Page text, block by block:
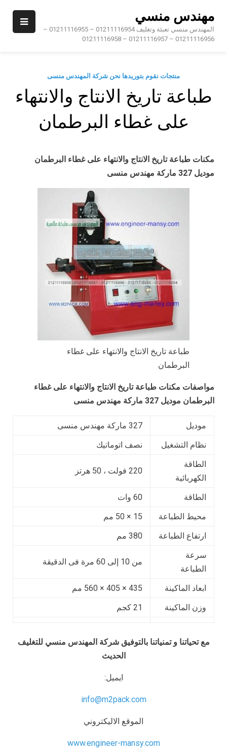
content
مهندس منسي
المهندس منسي تعبئة وتغليف 01211116954 – 01211116955 –
01211116956 – 01211116957 – 01211116958
منتجات نقوم بتوريدها نحن شركة المهندس منسى
طباعة تاريخ الانتاج والانتهاء
على غطاء البرطمان
مكنات طباعة تاريخ الانتاج والانتهاء على غطاء البرطمان
موديل 327 ماركة مهندس منسى
طباعة تاريخ الانتاج والانتهاء على غطاء
البرطمان
مواصفات مكنات طباعة تاريخ الانتاج والانتهاء على غطاء
البرطمان موديل 327 ماركة مهندس منسى
موديل
327 ماركة مهندس منسى
نظام التشغيل
نصف اتوماتيك
الطاقة
الكهربائية
220 فولت ، 50 هرتز
الطاقة
60 وات
محيط الطباعة
15 × 50 مم
ارتفاع الطباعة
380 مم
سرعة
الطباعة
من 10 إلى 60 مرة فى الدقيقة
ابعاد الماكينة
435 × 405 × 560 مم
وزن الماكينة
21 كجم
مع تحياتنا و تمنياتنا بالتوفيق شركة المهندس منسي للتغليف
الحديث
ايميل:
info@m2pack.com
الموقع الاليكتروني
www.engineer-mansy.com